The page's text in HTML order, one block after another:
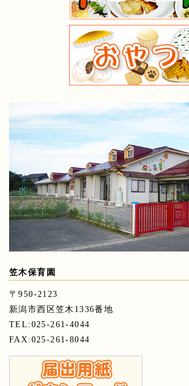
笠木保育園
〒950-2123
新潟市西区笠木1336番地
TEL:025-261-4044
FAX:025-261-8044